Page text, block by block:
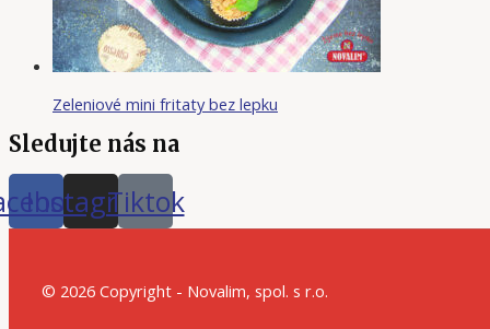
Zeleniové mini fritaty bez lepku
Sledujte nás na
Instagram
Tiktok
© 2026 Copyright - Novalim, spol. s r.o.